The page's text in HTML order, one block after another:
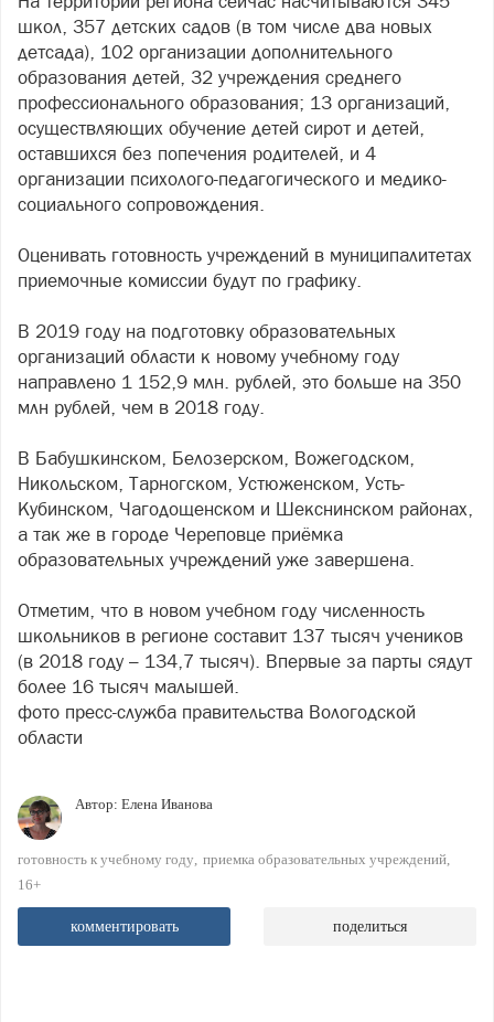
школ, 357 детских садов (в том числе два новых
детсада), 102 организации дополнительного
образования детей, 32 учреждения среднего
профессионального образования; 13 организаций,
осуществляющих обучение детей сирот и детей,
оставшихся без попечения родителей, и 4
организации психолого-педагогического и медико-
социального сопровождения.
Оценивать готовность учреждений в муниципалитетах
приемочные комиссии будут по графику.
В 2019 году на подготовку образовательных
организаций области к новому учебному году
направлено 1 152,9 млн. рублей, это больше на 350
млн рублей, чем в 2018 году.
В Бабушкинском, Белозерском, Вожегодском,
Никольском, Тарногском, Устюженском, Усть-
Кубинском, Чагодощенском и Шекснинском районах,
а так же в городе Череповце приёмка
образовательных учреждений уже завершена.
Отметим, что в новом учебном году численность
школьников в регионе составит 137 тысяч учеников
(в 2018 году – 134,7 тысяч). Впервые за парты сядут
более 16 тысяч малышей.
фото пресс-служба правительства Вологодской
области
Автор: Елена Иванова
готовность к учебному году приемка образовательных учреждений
16+
комментировать поделиться